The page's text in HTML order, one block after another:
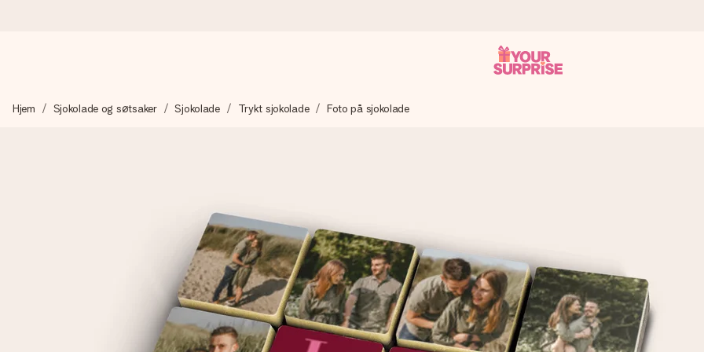
Vi lager dine gaver med omtanke og sender den avgårde så raskt som mulig - slik at du kan gi gaven i tide, når den betyr aller mest.
Lag noe unikt med bare noen få steg - med hennes navn, et bilde av dere eller en beskjed som virkelig berører hjertet. Ikke noe
Hjem Sjokolade og søtsaker Sjokolade Trykt sjokolade Foto på sjokolade